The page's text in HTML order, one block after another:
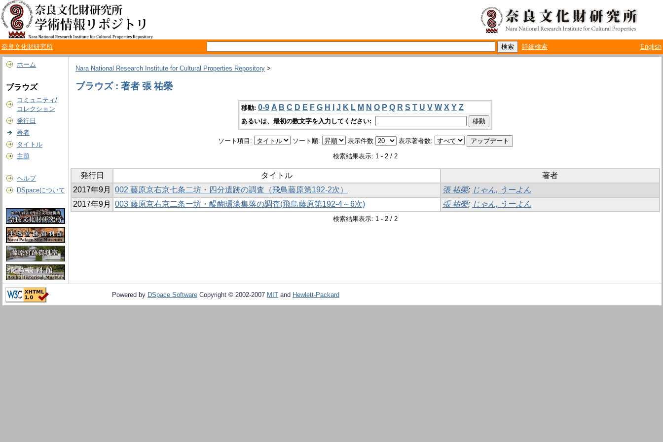
奈良文化財研究所 詳細検索 English
ホーム
ブラウズ
コミュニティ/
コレクション
発行日
著者
タイトル
主題
ヘルプ
DSpaceについて
Nara National Research Institute for Cultural Properties Repository >
ブラウズ : 著者 張 祐榮
移動: 0-9 A B C D E F G H J K L M N O P Q R S T U V W X Y Z
あるいは、最初の数文字を入力してください:
ソート項目: ソート順: 表示件数 表示著者数:
検索結果表示: 1 - 2 / 2
発行日 タイトル
著者
2017年9月
002 藤原京右京七条二坊・四分遺跡の調査（飛鳥藤原第192-2次） 張 祐榮; じゃん, うーよん
2017年9月
003 藤原京右京二条ー坊・醍醐環濠集落の調査(飛鳥藤原第192-4～6次) 張 祐榮; じゃん, うーよん
検索結果表示: 1 - 2 / 2
Powered by DSpace Software Copyright © 2002-2007 MIT and Hewlett-Packard